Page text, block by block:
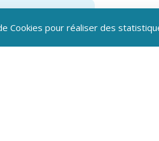
Cookies pour réaliser des